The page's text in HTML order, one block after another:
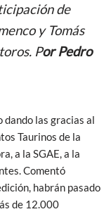
de
y Tomás
Por Pedro
las gracias al
Taurinos de la
a la SGAE, a la
Comentó
habrán pasado
de 12.000